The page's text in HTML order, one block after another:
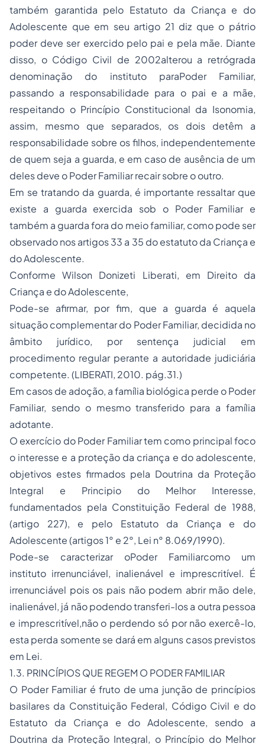
também garantida pelo Estatuto da Criança e do
Adolescente que em seu artigo 21 diz que o pátrio
poder deve ser exercido pelo pai e pela mãe. Diante
disso, o Código Civil de 2002alterou a retrógrada
denominação do instituto paraPoder Familiar,
passando a responsabilidade para o pai e a mãe,
respeitando o Princípio Constitucional da Isonomia,
assim, mesmo que separados, os dois detêm a
responsabilidade sobre os filhos, independentemente
de quem seja a guarda, e em caso de ausência de um
deles deve o Poder Familiar recair sobre o outro.
Em se tratando da guarda, é importante ressaltar que
existe a guarda exercida sob o Poder Familiar e
também a guarda fora do meio familiar, como pode ser
observado nos artigos 33 a 35 do estatuto da Criança e
do Adolescente.
Conforme Wilson Donizeti Liberati, em Direito da
Criança e do Adolescente,
Pode-se afirmar, por fim, que a guarda é aquela
situação complementar do Poder Familiar, decidida no
âmbito jurídico, por sentença judicial em
procedimento regular perante a autoridade judiciária
competente. (LIBERATI, 2010. pág.31.)
Em casos de adoção, a família biológica perde o Poder
Familiar, sendo o mesmo transferido para a família
adotante.
O exercício do Poder Familiar tem como principal foco
o interesse e a proteção da criança e do adolescente,
objetivos estes firmados pela Doutrina da Proteção
Integral e Principio do Melhor Interesse,
fundamentados pela Constituição Federal de 1988,
(artigo 227), e pelo Estatuto da Criança e do
Adolescente (artigos 1° e 2°, Lei n° 8.069/1990).
Pode-se caracterizar oPoder Familiarcomo um
instituto irrenunciável, inalienável e imprescritível. É
irrenunciável pois os pais não podem abrir mão dele,
inalienável, já não podendo transferi-los a outra pessoa
e imprescritível,não o perdendo só por não exercê-lo,
esta perda somente se dará em alguns casos previstos
em Lei.
1.3. PRINCÍPIOS QUE REGEM O PODER FAMILIAR
O Poder Familiar é fruto de uma junção de princípios
basilares da Constituição Federal, Código Civil e do
Estatuto da Criança e do Adolescente, sendo a
Doutrina da Proteção Integral, o Princípio do Melhor